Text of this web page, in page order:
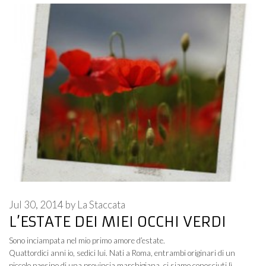
L’ESTATE DEI MIEI OCCHI VERDI
Jul 30, 2014 by La Staccata
Sono inciampata nel mio primo amore d’estate.
Quattordici anni io, sedici lui. Nati a Roma, entrambi originari di un